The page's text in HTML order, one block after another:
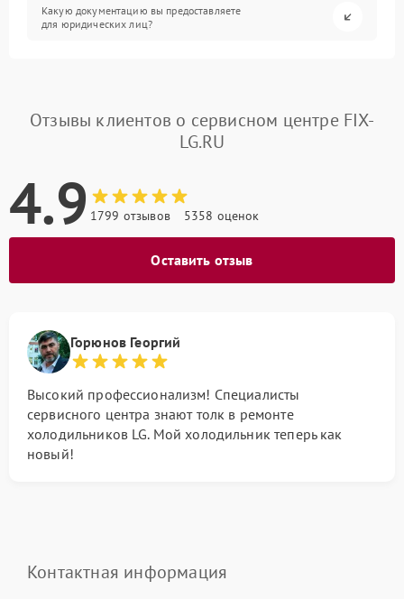
Какую документацию вы предоставляете
для юридических лиц?
Отзывы клиентов о сервисном центре FIX-
LG.RU
4.9 1799 отзывов 5358 оценок
Оставить отзыв
Горюнов Георгий
Высокий профессионализм! Специалисты
сервисного центра знают толк в ремонте
холодильников LG. Мой холодильник теперь как
новый!
Контактная информация